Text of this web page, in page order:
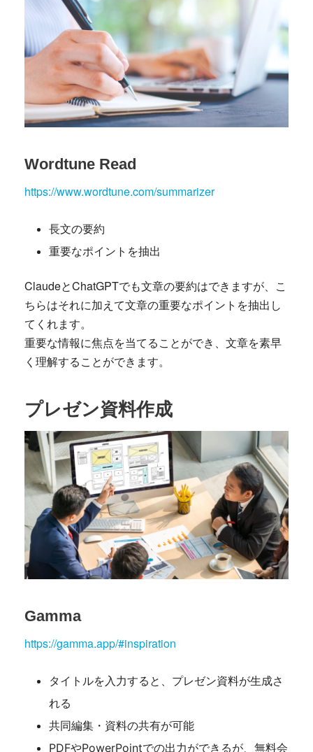
Wordtune Read
https://www.wordtune.com/summarizer
長文の要約
重要なポイントを抽出
ClaudeとChatGPTでも文章の要約はできますが、こ
ちらはそれに加えて文章の重要なポイントを抽出し
てくれます。
重要な情報に焦点を当てることができ、文章を素早
く理解することができます。
プレゼン資料作成
Gamma
https://gamma.app/#inspiration
タイトルを入力すると、プレゼン資料が生成さ
れる
共同編集・資料の共有が可能
PDFやPowerPointでの出力ができるが、無料会